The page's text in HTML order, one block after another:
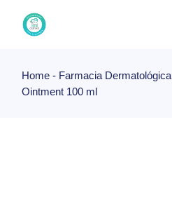
content
Home Farmacia Dermatológica
Ointment 100 ml